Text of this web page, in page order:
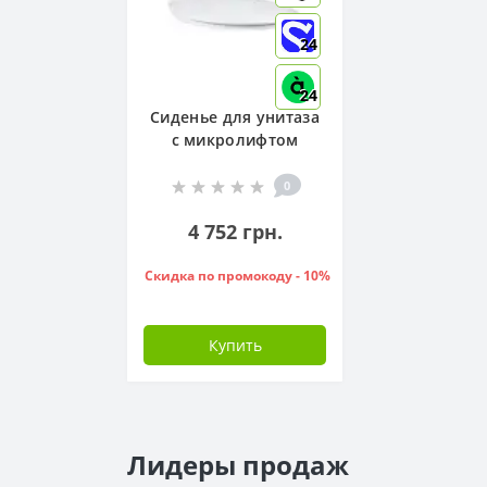
24
24
Сиденье для унитаза
с микролифтом
39493000
0
4 752 грн.
Скидка по промокоду - 10%
Купить
Лидеры продаж